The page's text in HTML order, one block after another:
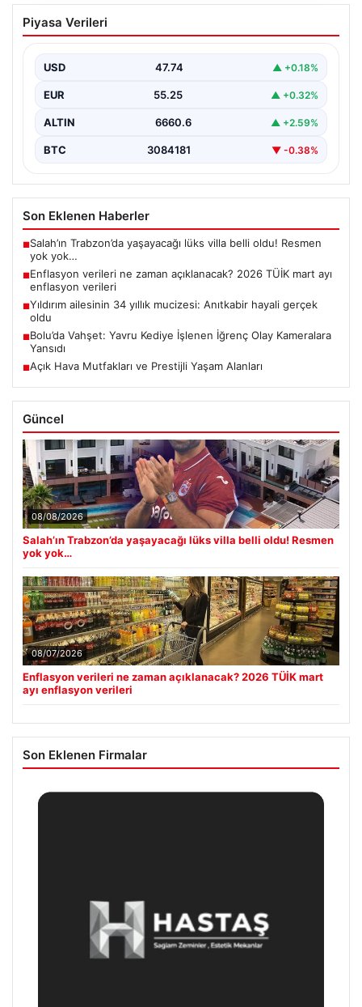
Enflasyon verileri ne zaman
açıklanacak? 2026 TÜİK mart ayı
Piyasa Verileri
USD 47.74 ▲ +0.18%
EUR 55.25 ▲ +0.32%
ALTIN 6660.6 ▲ +2.59%
BTC 3084181 ▼ -0.38%
Son Eklenen Haberler
■Salah’ın Trabzon’da yaşayacağı lüks villa belli oldu! Resmen
yok yok…
■Enflasyon verileri ne zaman açıklanacak? 2026 TÜİK mart ayı
enflasyon verileri
■Yıldırım ailesinin 34 yıllık mucizesi: Anıtkabir hayali gerçek
oldu
■Bolu’da Vahşet: Yavru Kediye İşlenen İğrenç Olay Kameralara
Yansıdı
■Açık Hava Mutfakları ve Prestijli Yaşam Alanları
Güncel
08/08/2026
Salah’ın Trabzon’da yaşayacağı lüks villa belli oldu! Resmen
yok yok…
08/07/2026
Enflasyon verileri ne zaman açıklanacak? 2026 TÜİK mart
ayı enflasyon verileri
Son Eklenen Firmalar